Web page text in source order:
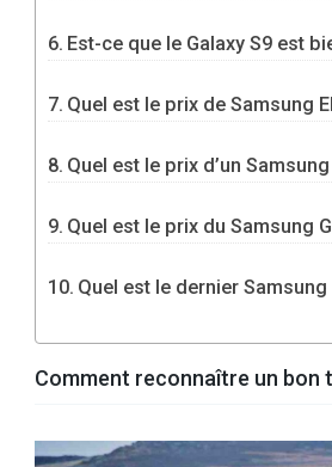
Est-ce que le Galaxy S9 est
Quel est le prix de Samsung
Quel est le prix d’un Samsung
Quel est le prix du Samsung
Quel est le dernier Samsung
Comment reconnaître un bon